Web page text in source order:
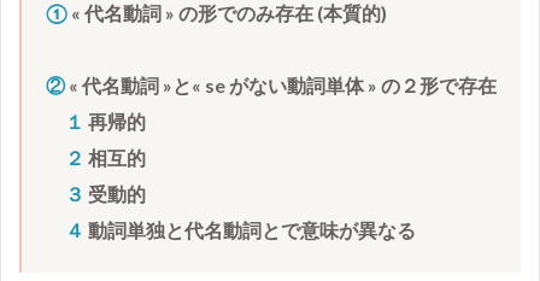
2.1
名動詞
存在
(本質
的)』
の場合
① « 代名動詞 » の形でのみ存在 (本質的)
② « 代名動詞 »と« se がない動詞単体 » の２形で
１ 再帰的
２ 相互的
３ 受動的
４ 動詞単独と代名動詞とで意味が異なる